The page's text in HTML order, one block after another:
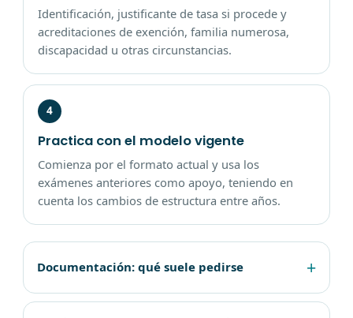
Identificación, justificante de tasa si procede y
acreditaciones de exención, familia numerosa,
discapacidad u otras circunstancias.
4
Practica con el modelo vigente
Comienza por el formato actual y usa los
exámenes anteriores como apoyo, teniendo en
cuenta los cambios de estructura entre años.
Documentación: qué suele pedirse